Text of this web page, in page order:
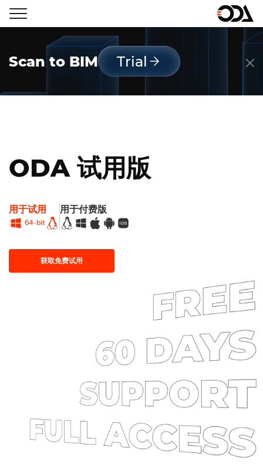
Scan to BIM Trial
ODA 试用版
用于试用
Windows
64-bit Linux
用于付费版
LinuxWindowsmacOSAndroid
iOS
获取免费试用